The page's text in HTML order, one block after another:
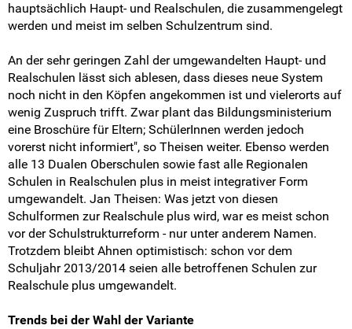
Intern
hauptsächlich Haupt- und Realschulen, die zusammengelegt
werden und meist im selben Schulzentrum sind.
An der sehr geringen Zahl der umgewandelten Haupt- und
Realschulen lässt sich ablesen, dass dieses neue System
noch nicht in den Köpfen angekommen ist und vielerorts auf
wenig Zuspruch trifft. Zwar plant das Bildungsministerium
eine Broschüre für Eltern; SchülerInnen werden jedoch
vorerst nicht informiert", so Theisen weiter. Ebenso werden
alle 13 Dualen Oberschulen sowie fast alle Regionalen
Schulen in Realschulen plus in meist integrativer Form
umgewandelt. Jan Theisen: Was jetzt von diesen
Schulformen zur Realschule plus wird, war es meist schon
vor der Schulstrukturreform - nur unter anderem Namen.
Trotzdem bleibt Ahnen optimistisch: schon vor dem
Schuljahr 2013/2014 seien alle betroffenen Schulen zur
Realschule plus umgewandelt.
Trends bei der Wahl der Variante